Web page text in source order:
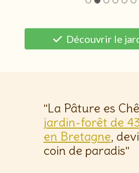
Découvrir le
"La Pâture es
jardin-forêt de
en Bretagne,
coin de paradis"